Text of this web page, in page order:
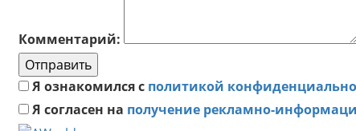
Комментарий:
Отправить
Я ознакомился с политикой
Я согласен на получение рекламно-